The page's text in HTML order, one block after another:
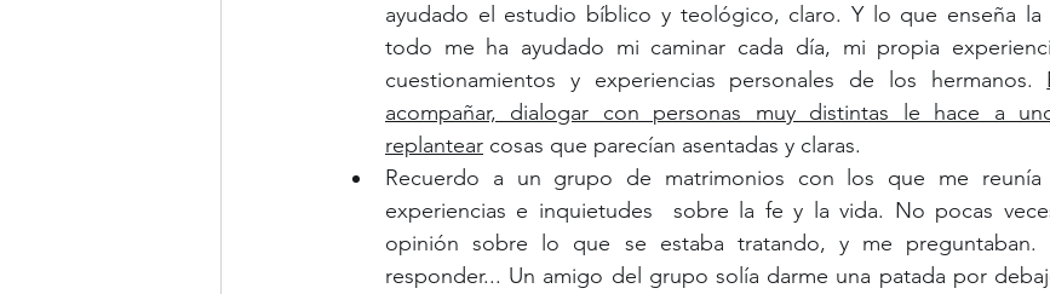
ayudado el estudio bíblico y teológico, claro. Y lo que enseña la
todo me ha ayudado mi caminar cada día, mi propia
cuestionamientos y experiencias personales de los hermanos.
acompañar, dialogar con personas muy distintas le hace a
replantear cosas que parecían asentadas y claras.
Recuerdo a un grupo de matrimonios con los que me reunía
experiencias e inquietudes  sobre la fe y la vida. No pocas
opinión sobre lo que se estaba tratando, y me preguntaban.
responder... Un amigo del grupo solía darme una patada por